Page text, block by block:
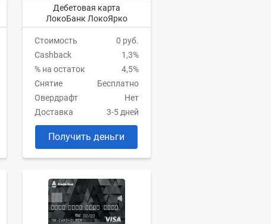
Дебетовая карта
ЛокоБанк ЛокоЯрко
Стоимость
0 руб.
Cashback
1,3%
% на остаток
4,5%
Снятие
Бесплатно
Овердрафт
Нет
Доставка
3-5 дней
Получить деньги